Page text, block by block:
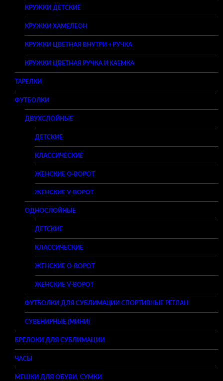
КРУЖКИ ДЕТСКИЕ
КРУЖКИ ХАМЕЛЕОН
КРУЖКИ ЦВЕТНАЯ ВНУТРИ + РУЧКА
КРУЖКИ ЦВЕТНАЯ РУЧКА И КАЕМКА
ТАРЕЛКИ
ФУТБОЛКИ
ДВУХСЛОЙНЫЕ
ДЕТСКИЕ
КЛАССИЧЕСКИЕ
ЖЕНСКИЕ O-ВОРОТ
ЖЕНСКИЕ V-ВОРОТ
ОДНОСЛОЙНЫЕ
ДЕТСКИЕ
КЛАССИЧЕСКИЕ
ЖЕНСКИЕ O-ВОРОТ
ЖЕНСКИЕ V-ВОРОТ
ФУТБОЛКИ ДЛЯ СУБЛИМАЦИИ СПОРТИВНЫЕ РЕГЛАН
СУВЕНИРНЫЕ (МИНИ)
БРЕЛОКИ ДЛЯ СУБЛИМАЦИИ
ЧАСЫ
МЕШКИ ДЛЯ ОБУВИ, СУМКИ